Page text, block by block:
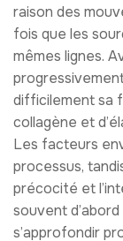
raison des
fois que les
mêmes lignes.
difficilement sa
collagène et
Les facteurs
processus,
précocité et
souvent
s’approfondir